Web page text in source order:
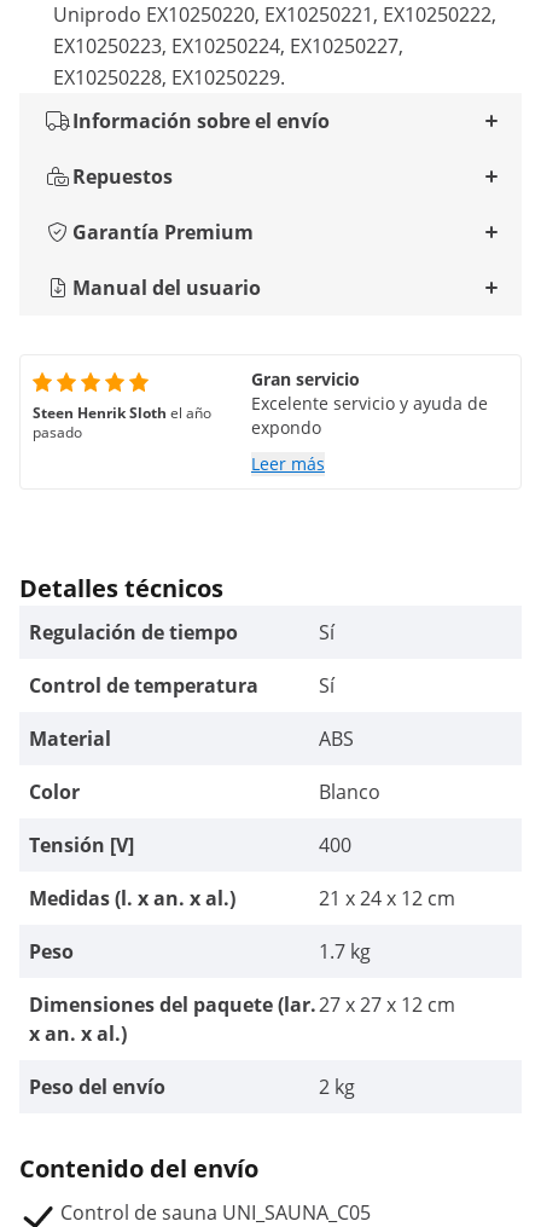
Uniprodo EX10250220, EX10250221, EX10250222,
EX10250223, EX10250224, EX10250227,
EX10250228, EX10250229.
Información sobre el envío
Repuestos
Garantía Premium
Manual del usuario
Steen Henrik Sloth el año
pasado
Gran servicio
Excelente servicio y ayuda de
expondo
Leer más
Detalles técnicos
Regulación de tiempo
Sí
Control de temperatura
Sí
Material
ABS
Color
Blanco
Tensión [V]
400
Medidas (l. x an. x al.)
21 x 24 x 12 cm
Peso
1.7 kg
Dimensiones del paquete (lar.
x an. x al.)
27 x 27 x 12 cm
Peso del envío 2 kg
Contenido del envío
Control de sauna UNI_SAUNA_C05